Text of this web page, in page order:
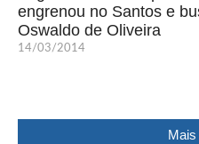
engrenou no Santos e
Oswaldo de Oliveira
14/03/2014
Mais